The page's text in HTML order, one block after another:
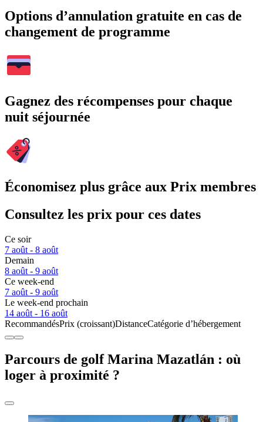
Options d’annulation gratuite en cas de
changement de programme
Gagnez des récompenses pour chaque
nuit séjournée
Économisez plus grâce aux Prix membres
Consultez les prix pour ces dates
Ce soir
7 août - 8 août
Demain
8 août - 9 août
Ce week-end
7 août - 9 août
Le week-end prochain
14 août - 16 août
RecommandésPrix (croissant)DistanceCatégorie d’hébergement
Parcours de golf Marina Mazatlán : où
loger à proximité ?